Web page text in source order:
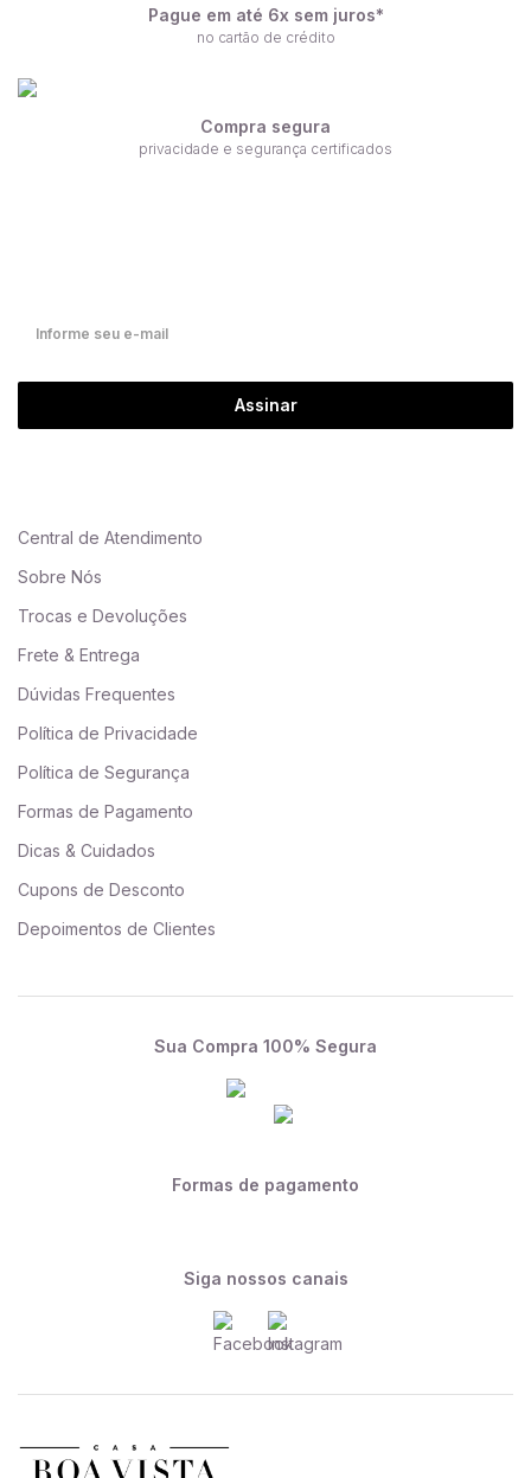
Pague em até 6x sem juros*
no cartão de crédito
Compra segura
privacidade e segurança certificados
Assinar
Central de Atendimento
Sobre Nós
Trocas e Devoluções
Frete & Entrega
Dúvidas Frequentes
Política de Privacidade
Política de Segurança
Formas de Pagamento
Dicas & Cuidados
Cupons de Desconto
Depoimentos de Clientes
Sua Compra 100% Segura
Formas de pagamento
Siga nossos canais